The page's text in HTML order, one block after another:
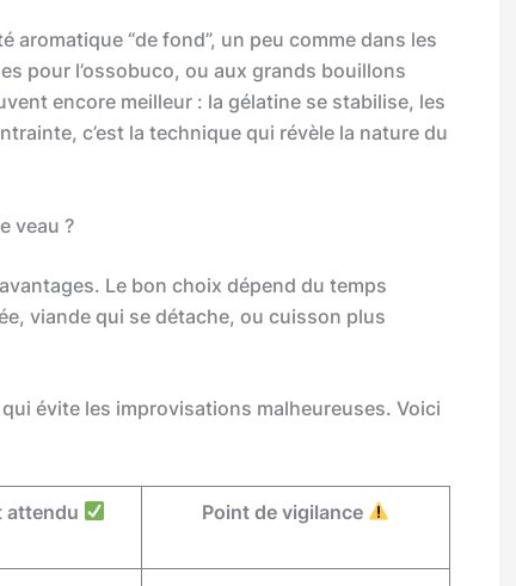
aromatique “de fond”, un peu comme dans les
pour l’ossobuco, ou aux grands bouillons
encore meilleur : la gélatine se stabilise, les
c’est la technique qui révèle la nature du
veau ?
Le bon choix dépend du temps
viande qui se détache, ou cuisson plus
évite les improvisations malheureuses. Voici
attendu Point de vigilance